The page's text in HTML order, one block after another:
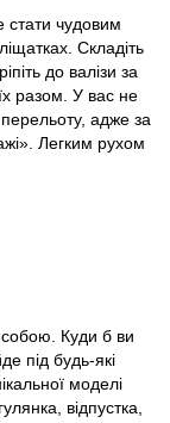
стати чудовим
Складіть
до валізи за
разом. У вас не
перельоту, адже за
Легким рухом
собою. Куди б ви
під будь-які
моделі
відпустка,